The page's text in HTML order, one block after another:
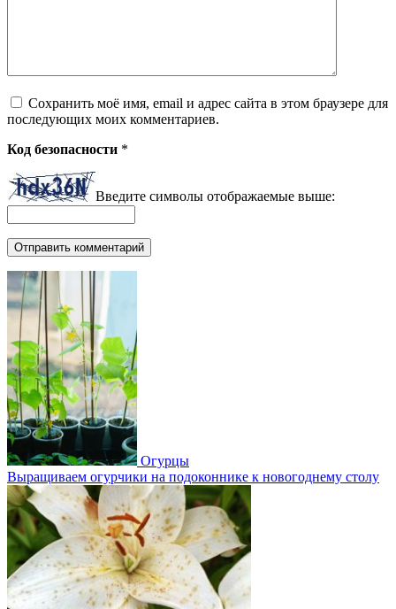
Сохранить моё имя, email и адрес сайта в этом браузере для
последующих моих комментариев.
Код безопасности *
Введите символы отображаемые выше:
Огурцы
Выращиваем огурчики на подоконнике к новогоднему столу